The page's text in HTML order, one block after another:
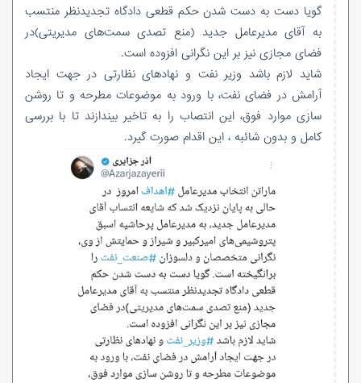
گویا دست به دست شدن حکم قطعی دادگاه تجدیدنظر منتسب
به آقای مدیرعامل جدید (منع تصدی سمت‌های مدیریتی)در
فضای مجازی نیز بر این نگرانی افزوده است.
شاید لازم باشد وزیر نفت و نهادهای نظارتی در جهت ایجاد
آرامش در فضای نفت، با ورود به موضوعات مطرحه و تا روشن
سازی موارد فوق، این انتصاب را به تاخیر بیندازند تا با بررسی
کامل و بدون شائبه ، این اقدام صورت گیرد.